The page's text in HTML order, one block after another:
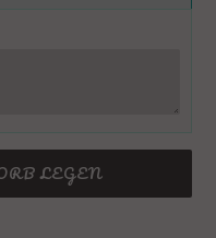
LEGEN